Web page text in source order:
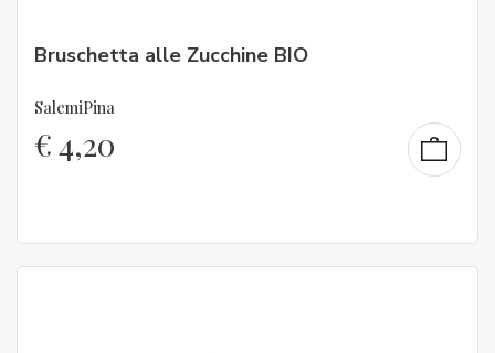
Bruschetta alle Zucchine BIO
SalemiPina
€4,20